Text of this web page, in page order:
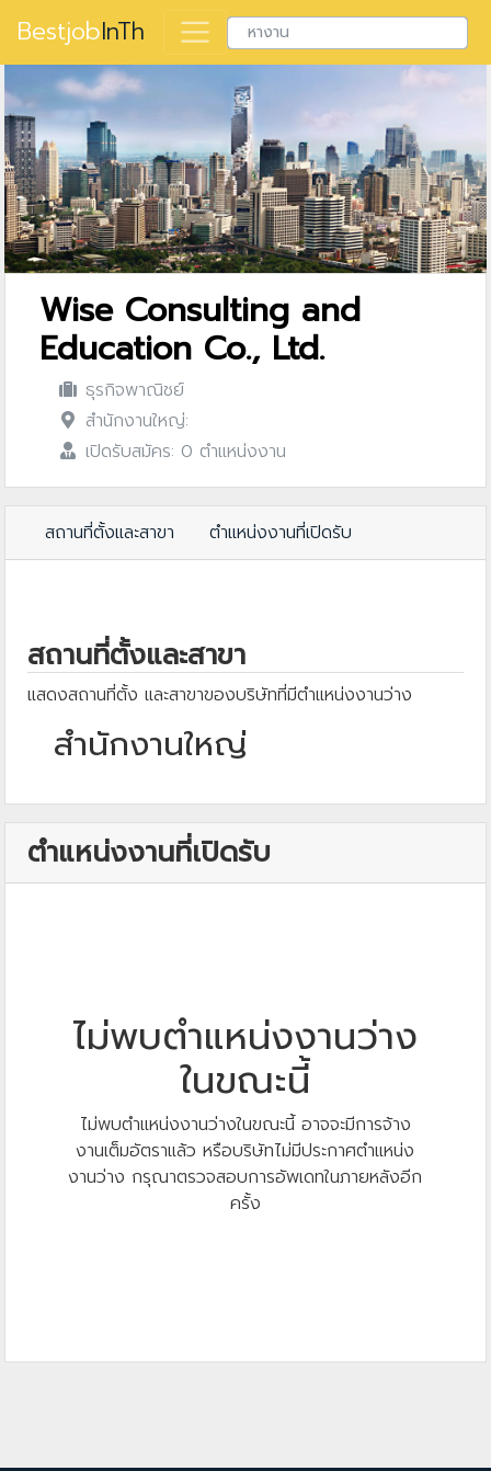
BestjobInTh
Wise Consulting and
Education Co., Ltd.
ธุรกิจพาณิชย์
สำนักงานใหญ่:
เปิดรับสมัคร: 0 ตำแหน่งงาน
สถานที่ตั้งและสาขา ตำแหน่งงานที่เปิดรับ
สถานที่ตั้งและสาขา
แสดงสถานที่ตั้ง และสาขาของบริษัทที่มีตำแหน่งงานว่าง
สำนักงานใหญ่
ตำแหน่งงานที่เปิดรับ
ไม่พบตำแหน่งงานว่าง
ในขณะนี้
ไม่พบตำแหน่งงานว่างในขณะนี้ อาจจะมีการจ้าง
งานเต็มอัตราแล้ว หรือบริษัทไม่มีประกาศตำแหน่ง
งานว่าง กรุณาตรวจสอบการอัพเดทในภายหลังอีก
ครั้ง